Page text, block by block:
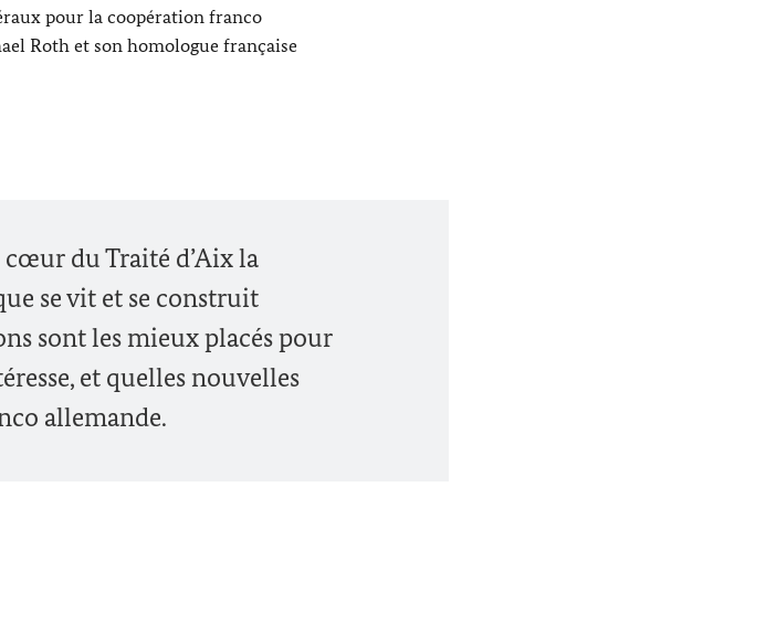
pour la coopération franco
Roth et son homologue française
du Traité d’Aix la
se vit et se construit
sont les mieux placés pour
et quelles nouvelles
allemande.